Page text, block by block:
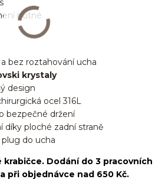
nutné
bez roztahování ucha
krystaly
design
ocel 316L
bezpečné držení
díky ploché zadní straně
do ucha
krabičce. Dodání do 3 pracovních
při objednávce nad 650 Kč.